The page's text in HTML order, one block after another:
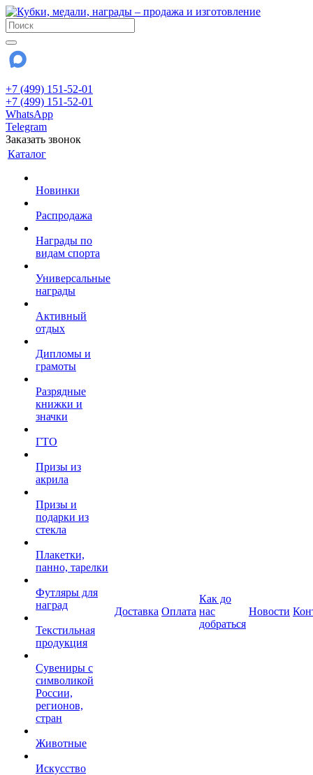
+7 (499) 151-52-01
+7 (499) 151-52-01
WhatsApp
Telegram
Заказать звонок
Каталог
Новинки
Распродажа
Награды по
видам спорта
Универсальные
награды
Активный
отдых
Дипломы и
грамоты
Разрядные
книжки и
значки
ГТО
Призы из
акрила
Призы и
подарки из
стекла
Плакетки,
панно, тарелки
Футляры для
наград
Текстильная
продукция
Сувениры с
символикой
России,
регионов,
стран
Животные
Искусство
Доставка Оплата
Как до
нас
добраться
Новости